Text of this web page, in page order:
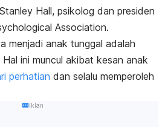
Hall, psikolog dan presiden
Association.
menjadi anak tunggal adalah
Hal ini muncul akibat kesan anak
perhatian dan selalu memperoleh
Iklan